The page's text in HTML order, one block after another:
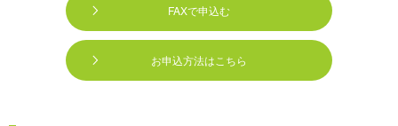
FAXで申込む
お申込方法はこちら